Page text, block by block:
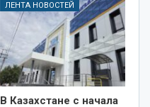
ЛЕНТА НОВОСТЕЙ
В Казахстане с начала